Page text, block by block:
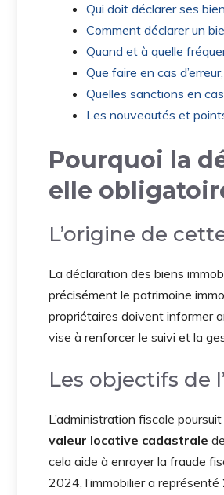
Qui doit déclarer ses
Comment déclarer un
Quand et à quelle
Que faire en cas
Quelles sanctions en
Les nouveautés et
Pourquoi la
elle
L’origine de
La déclaration des biens
précisément le patrimoine
propriétaires doivent informer
vise à renforcer le suivi et la
Les objectifs de
L’administration fiscale
valeur locative cadastrale
cela aide à enrayer la fraude
2024, l’immobilier a représenté